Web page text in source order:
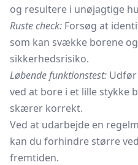
og resultere i unøjagtige
Ruste check: Forsøg at
som kan svække borene
sikkerhedsrisiko.
Løbende funktionstest:
ved at bore i et lille stykke
skærer korrekt.
Ved at udarbejde en
kan du forhindre større
fremtiden.